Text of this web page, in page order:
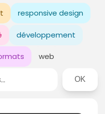
responsive design
développement
web
Rechercher